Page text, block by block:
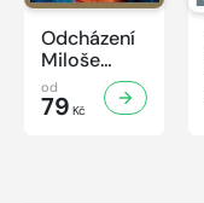
Odcházení
Miloše
Zemana
od
79 Kč